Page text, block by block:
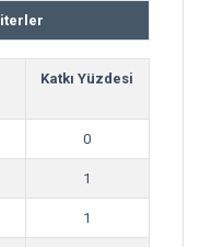
Katkı Yüzdesi
0
1
1